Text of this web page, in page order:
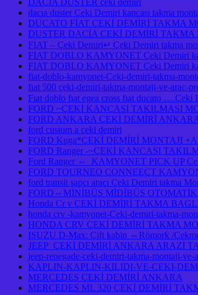
dacıa duster Çeki Demiri kancası takma
DUCATO FİAT ÇEKİ DEMİRİ TAKMA
DUSTER DACİA ÇEKİ DEMİRİ
FIAT – Çeki Demiri↵ Çeki Demiri takma
FIAT DOBLO KAMYONET Çeki Demiri
FIAT DOBLO KAMYONET Çeki Demiri
fiat-doblo-kamyonet-Ceki-demiri-takma-
fıat 500 çeki-demiri-takma-montaji-ve-arac-
Fıat doblo fıat egea cross fıat ducato
FORD ~ÇEKİ KANCASI TAKILMASI
FORD ANKARA ÇEKİ DEMİRİ
ford custom a çeki demiri
FORD Kuga*ÇEKİ DEMİRİ MONTAJI
FORD Ranger -~ÇEKİ KANCASI
Ford Ranger ⇔ KAMYONET PICK UP
FORD TOURNEO CONNEECT
ford transit şapçı araçı Çeki Demiri takma
FORD⇔MİNİBÜS MİDİBÜS
Honda Cr v ÇEKİ DEMİRİ TAKMA
honda crv -kamyonet-Ceki-demiri-takma-
HONDA CRV ÇEKİ DEMİRİ TAKMA
ISUZU D-Max: Çift kabin ⇔Römork /Çekme
JEEP ÇEKİ DEMİRİ ANKARA ARAZİ
jeep-renegade-ceki-demiri-takma-montaji-
KAPLIN-KAPLIN-KILIDI-VE-CEKI-
MERCEDES ÇEKİ DEMİRİ ANKARA
MERCEDES ML 320 ÇEKİ DEMİRİ